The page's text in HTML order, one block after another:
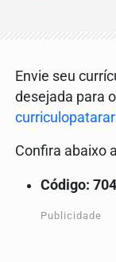
Envie seu
desejada para
Confira abaixo
Código:
Publicidade